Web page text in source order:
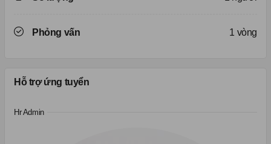
Phỏng vấn 1 vòng
Hỗ trợ ứng tuyển
Hr Admin